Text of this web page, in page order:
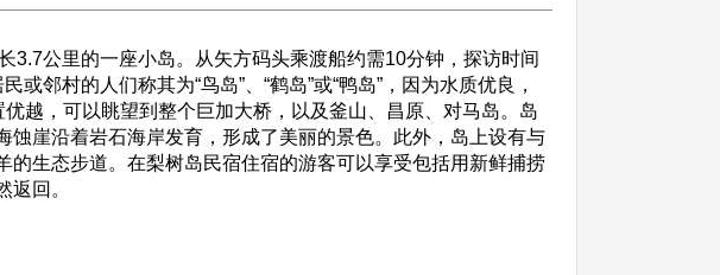
公里的一座小岛。从矢方码头乘渡船约需10分钟，探访时间
邻村的人们称其为“鸟岛”、“鹤岛”或“鸭岛”，因为水质优良，
越，可以眺望到整个巨加大桥，以及釜山、昌原、对马岛。岛
崖沿着岩石海岸发育，形成了美丽的景色。此外，岛上设有与
生态步道。在梨树岛民宿住宿的游客可以享受包括用新鲜捕捞
回。